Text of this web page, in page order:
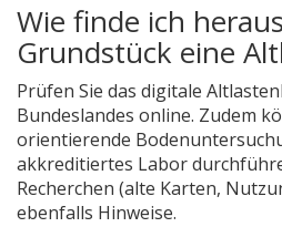
Wie finde ich
Grundstück eine
Prüfen Sie das digitale
Bundeslandes online. Zudem
orientierende
akkreditiertes Labor
Recherchen (alte Karten,
ebenfalls Hinweise.